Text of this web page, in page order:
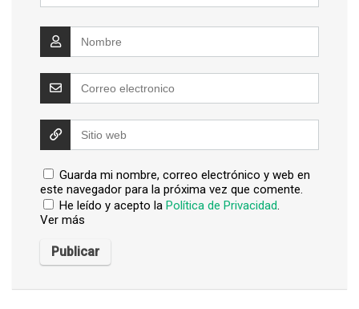
Guarda mi nombre, correo electrónico y web en
este navegador para la próxima vez que comente.
He leído y acepto la Política de Privacidad.
Ver más